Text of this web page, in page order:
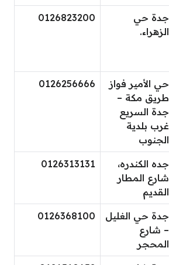
جدة حي
الزهراء.
0126823200
حي الأمير فواز
طريق مكة –
جدة السريع
غرب بلدية
الجنوب
0126256666
جده الكندره،
شارع المطار
القديم
0126313131
جدة حي الغليل
– شارع
المحجر
0126368100